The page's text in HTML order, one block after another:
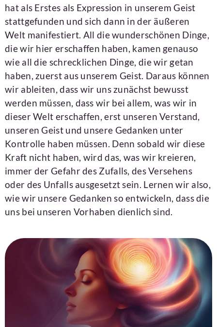
hat als Erstes als Expression in unserem Geist
stattgefunden und sich dann in der äußeren
Welt manifestiert. All die wunderschönen Dinge,
die wir hier erschaffen haben, kamen genauso
wie all die schrecklichen Dinge, die wir getan
haben, zuerst aus unserem Geist. Daraus können
wir ableiten, dass wir uns zunächst bewusst
werden müssen, dass wir bei allem, was wir in
dieser Welt erschaffen, erst unseren Verstand,
unseren Geist und unsere Gedanken unter
Kontrolle haben müssen. Denn sobald wir diese
Kraft nicht haben, wird das, was wir kreieren,
immer der Gefahr des Zufalls, des Versehens
oder des Unfalls ausgesetzt sein. Lernen wir also,
wie wir unsere Gedanken so entwickeln, dass die
uns bei unseren Vorhaben dienlich sind.